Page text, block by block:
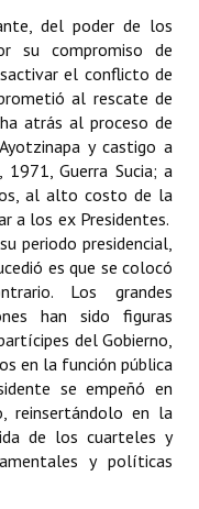
del poder de los
su compromiso de
el conflicto de
al rescate de
atrás al proceso de
y castigo a
Guerra Sucia; a
al alto costo de la
a los ex Presidentes.
periodo presidencial,
es que se colocó
Los grandes
han sido figuras
del Gobierno,
en la función pública
se empeñó en
reinsertándolo en la
de los cuarteles y
y políticas